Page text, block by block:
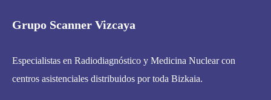
Grupo Scanner Vizcaya
Especialistas en Radiodiagnóstico y Medicina Nuclear con
centros asistenciales distribuidos por toda Bizkaia.